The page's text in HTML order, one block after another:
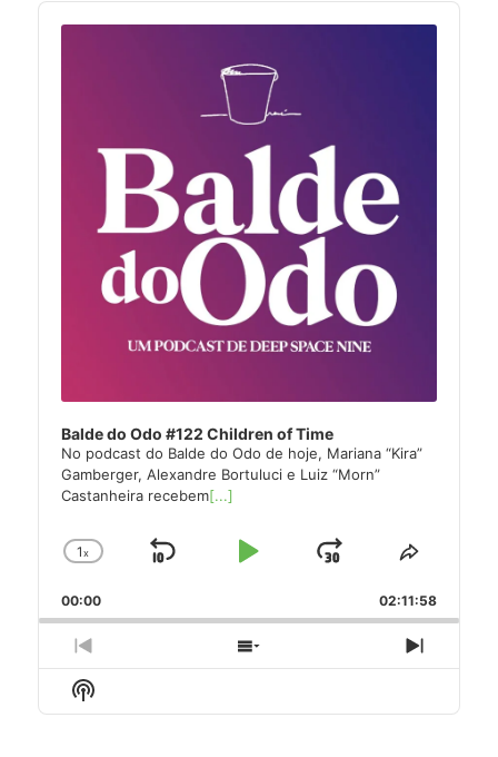
Audio
Player
Balde do Odo #122 Children of Time
No podcast do Balde do Odo de hoje, Mariana “Kira”
Gamberger, Alexandre Bortuluci e Luiz “Morn”
Castanheira recebem[...]
Change
Rate
1x
Skip
Play
Jump
Forward
Share
Episode
00:00 02:11:58
Previous
Episode
Show
Episodes
Next
Episode
Show
Podcast